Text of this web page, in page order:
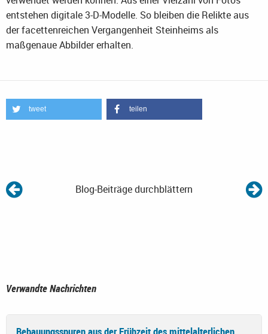
entstehen digitale 3-D-Modelle. So bleiben die Relikte aus
der facettenreichen Vergangenheit Steinheims als
maßgenaue Abbilder erhalten.
tweet teilen
Blog-Beiträge durchblättern
Verwandte Nachrichten